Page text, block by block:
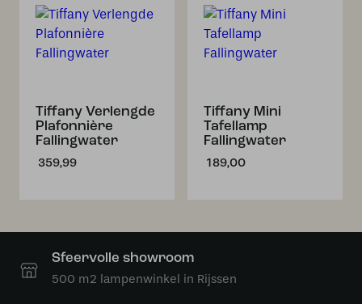
Tiffany Verlengde
Plafonnière
Fallingwater
359,99
Tiffany Mini
Tafellamp
Fallingwater
189,00
Sfeervolle showroom
500 m2 lampenwinkel in Rijssen